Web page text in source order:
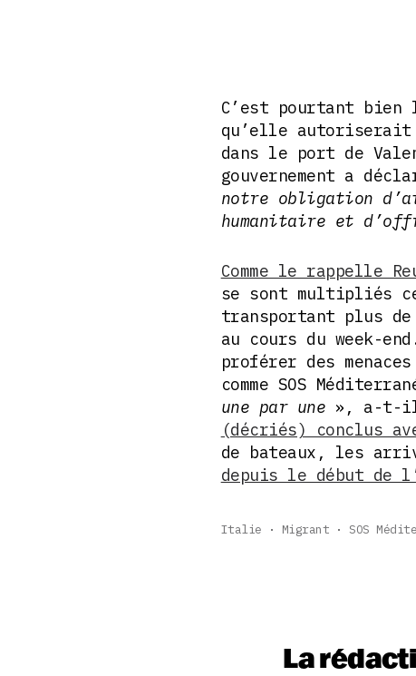
C’est pourtant bien
qu’elle autoriserait
dans le port de
gouvernement a
notre obligation
humanitaire et
Comme le rappelle
se sont multipliés
transportant plus
au cours du week-
proférer des
comme SOS
une par une », a-t-
(décriés) conclus
de bateaux, les
depuis le début de
Italie Migrant SOS
La